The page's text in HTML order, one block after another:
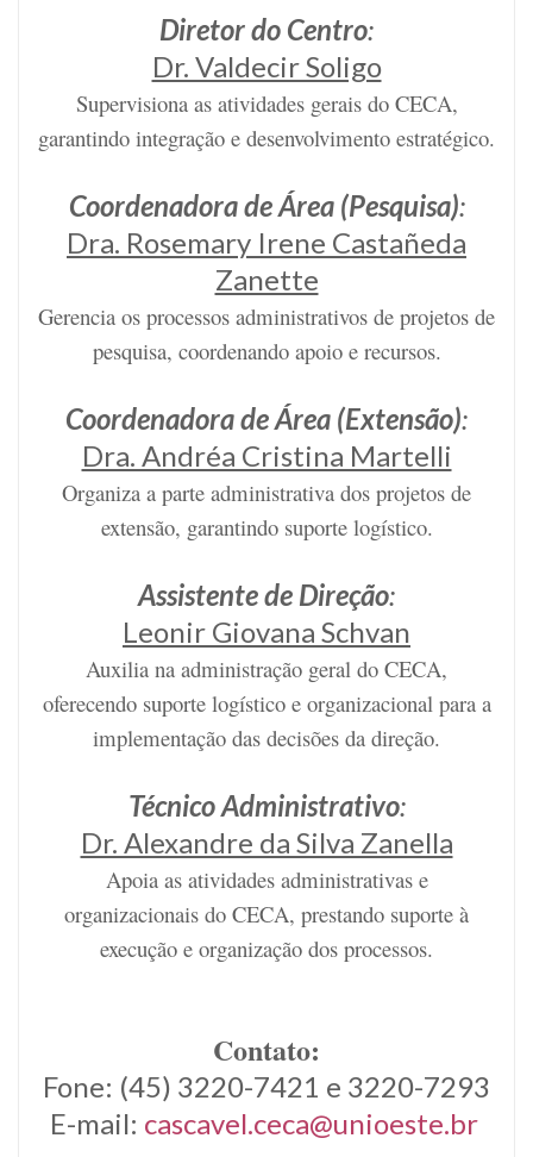
Diretor do Centro:
Dr. Valdecir Soligo
Supervisiona as atividades gerais do CECA,
garantindo integração e desenvolvimento estratégico.
Coordenadora de Área (Pesquisa):
Dra. Rosemary Irene Castañeda
Zanette
Gerencia os processos administrativos de projetos de
pesquisa, coordenando apoio e recursos.
Coordenadora de Área (Extensão):
Dra. Andréa Cristina Martelli
Organiza a parte administrativa dos projetos de
extensão, garantindo suporte logístico.
Assistente de Direção:
Leonir Giovana Schvan
Auxilia na administração geral do CECA,
oferecendo suporte logístico e organizacional para a
implementação das decisões da direção.
Técnico Administrativo:
Dr. Alexandre da Silva Zanella
Apoia as atividades administrativas e
organizacionais do CECA, prestando suporte à
execução e organização dos processos.
Contato:
Fone: (45) 3220-7421 e 3220-7293
E-mail: cascavel.ceca@unioeste.br